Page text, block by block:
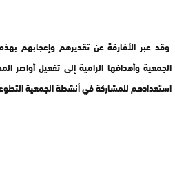
وقد عبر الأفارقة عن تقديرهم وإعجابهم بهذه
الجمعية وأهدافها الرامية إلى تفعيل أواصر
استعدادهم للمشاركة في أنشطة الجمعية